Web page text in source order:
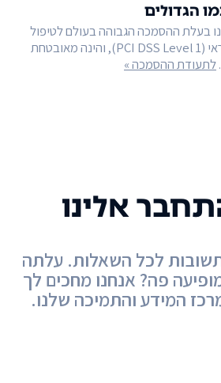
הגדולים
בעלת ההסמכה הגבוהה בעולם לטיפול
בכרטיסי אשראי (PCI DSS Level 1), והינה מאובטחת
לתעודת ההסמכה »
אלינו
לכל השאלות. עלתה
פה? אנחנו מחכים לך
המידע והתמיכה שלנו.